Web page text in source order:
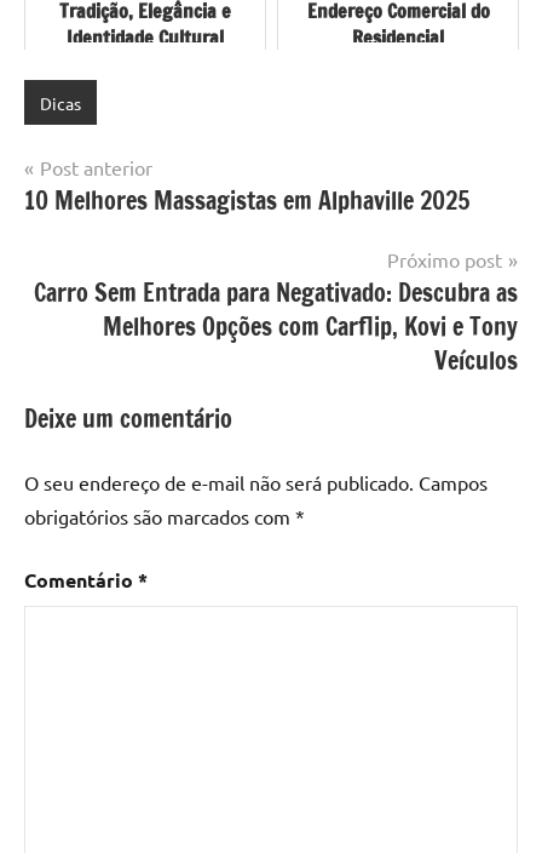
Tradição, Elegância e
Identidade Cultural
Endereço Comercial do
Residencial
Dicas
Navegação
de
Post anterior
10 Melhores Massagistas em Alphaville 2025
Próximo post
Carro Sem Entrada para Negativado: Descubra as
Melhores Opções com Carflip, Kovi e Tony
Veículos
Deixe um comentário
O seu endereço de e-mail não será publicado. Campos
obrigatórios são marcados com *
Comentário *